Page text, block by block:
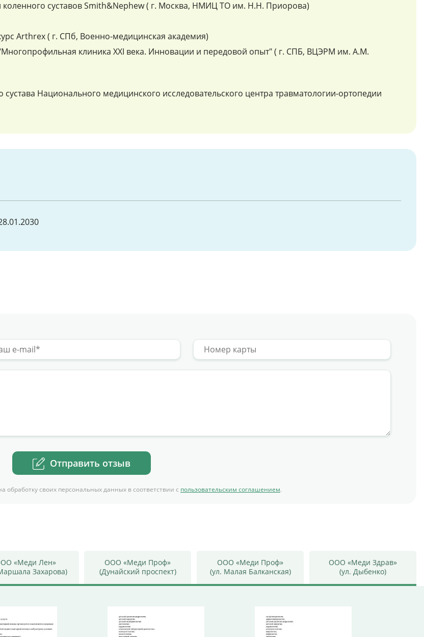
коленного суставов Smith&Nephew ( г. Москва, НМИЦ ТО им. Н.Н. Приорова)
Arthrex ( г. СПб, Военно-медицинская академия)
клиника ХХI века. Инновации и передовой опыт" ( г. СПБ, ВЦЭРМ им. А.М.
сустава Национального медицинского исследовательского центра травматологии-ортопедии
Отправить отзыв
обработку своих персональных данных в соответствии с пользовательским соглашением.
«Меди Лен»
Захарова)
ООО «Меди Проф»
(Дунайский проспект)
ООО «Меди Проф»
(ул. Малая Балканская)
ООО «Меди Здрав»
(ул. Дыбенко)